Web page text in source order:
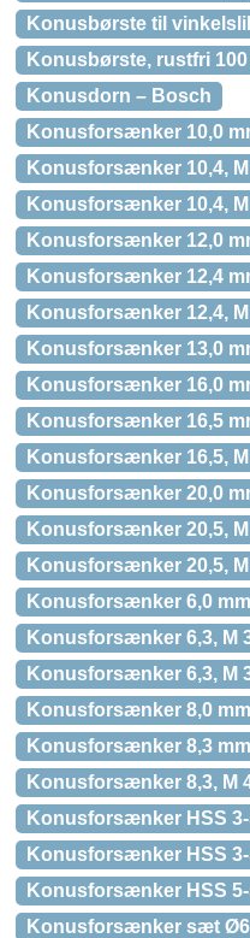
Konusbørste til
Konusbørste, rustfri
Konusdorn – Bosch
Konusforsænker 10,0
Konusforsænker 10,4,
Konusforsænker 10,4,
Konusforsænker 12,0
Konusforsænker 12,4
Konusforsænker 12,4,
Konusforsænker 13,0
Konusforsænker 16,0
Konusforsænker 16,5
Konusforsænker 16,5,
Konusforsænker 20,0
Konusforsænker 20,5,
Konusforsænker 20,5,
Konusforsænker 6,0
Konusforsænker 6,3, M
Konusforsænker 6,3, M
Konusforsænker 8,0
Konusforsænker 8,3
Konusforsænker 8,3, M
Konusforsænker HSS 3-
Konusforsænker HSS 3-
Konusforsænker HSS 5-
Konusforsænker sæt